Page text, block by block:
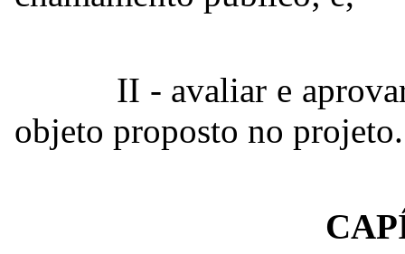
II - avaliar e
objeto proposto no projeto.